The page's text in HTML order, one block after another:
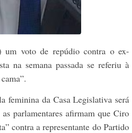
um voto de repúdio contra o ex-
na semana passada se referiu à
feminina da Casa Legislativa será
parlamentares afirmam que Ciro
contra a representante do Partido